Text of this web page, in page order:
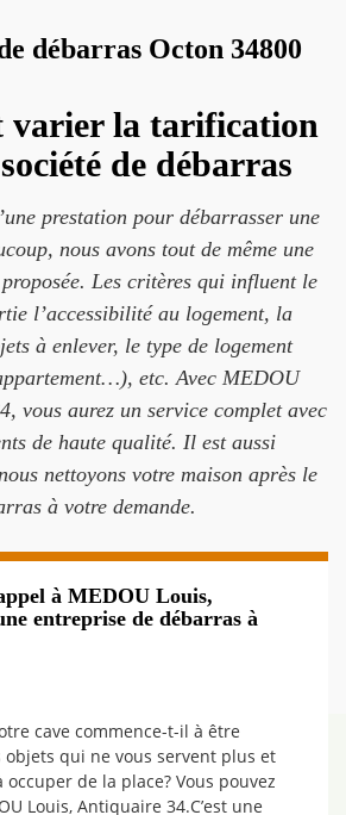
débarras Octon 34800
varier la tarification
de débarras
prestation pour débarrasser une
nous avons tout de même une
Les critères qui influent le
l’accessibilité au logement, la
à enlever, le type de logement
etc. Avec MEDOU
vous aurez un service complet avec
de haute qualité. Il est aussi
nettoyons votre maison après le
à votre demande.
à MEDOU Louis,
entreprise de débarras à
cave commence-t-il à être
qui ne vous servent plus et
de la place? Vous pouvez
Louis, Antiquaire 34.C’est une